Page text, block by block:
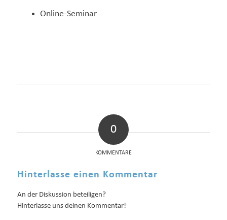
Online-Seminar
0
KOMMENTARE
Hinterlasse einen Kommentar
An der Diskussion beteiligen?
Hinterlasse uns deinen Kommentar!